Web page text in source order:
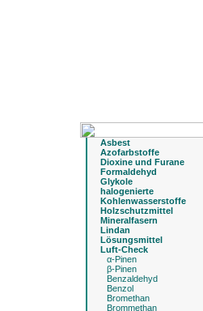
Asbest
Azofarbstoffe
Dioxine und Furane
Formaldehyd
Glykole
halogenierte
Kohlenwasserstoffe
Holzschutzmittel
Mineralfasern
Lindan
Lösungsmittel
Luft-Check
α-Pinen
β-Pinen
Benzaldehyd
Benzol
Bromethan
Brommethan